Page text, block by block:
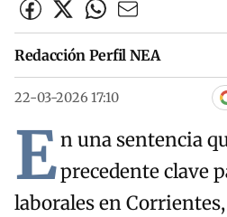
Redacción Perfil NEA
22-03-2026 17:10
En una sentencia
precedente clave
laborales en